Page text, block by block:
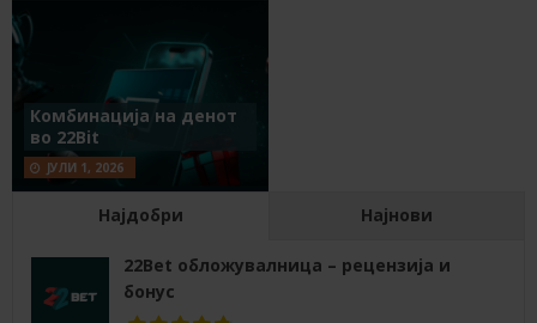
Комбинација на денот
во 22Bit
ЈУЛИ 1, 2026
Најдобри Најнови
22Bet обложувалница – рецензија и
бонус